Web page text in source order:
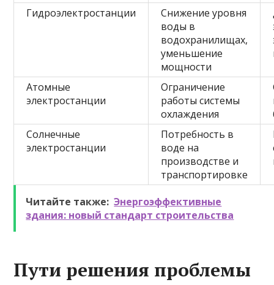
Гидроэлектростанции
Снижение уровня
воды в
водохранилищах,
уменьшение
мощности
Атомные
электростанции
Ограничение
работы системы
охлаждения
Солнечные
электростанции
Потребность в
воде на
производстве и
транспортировке
Читайте также: Энергоэффективные
здания: новый стандарт строительства
Пути решения проблемы